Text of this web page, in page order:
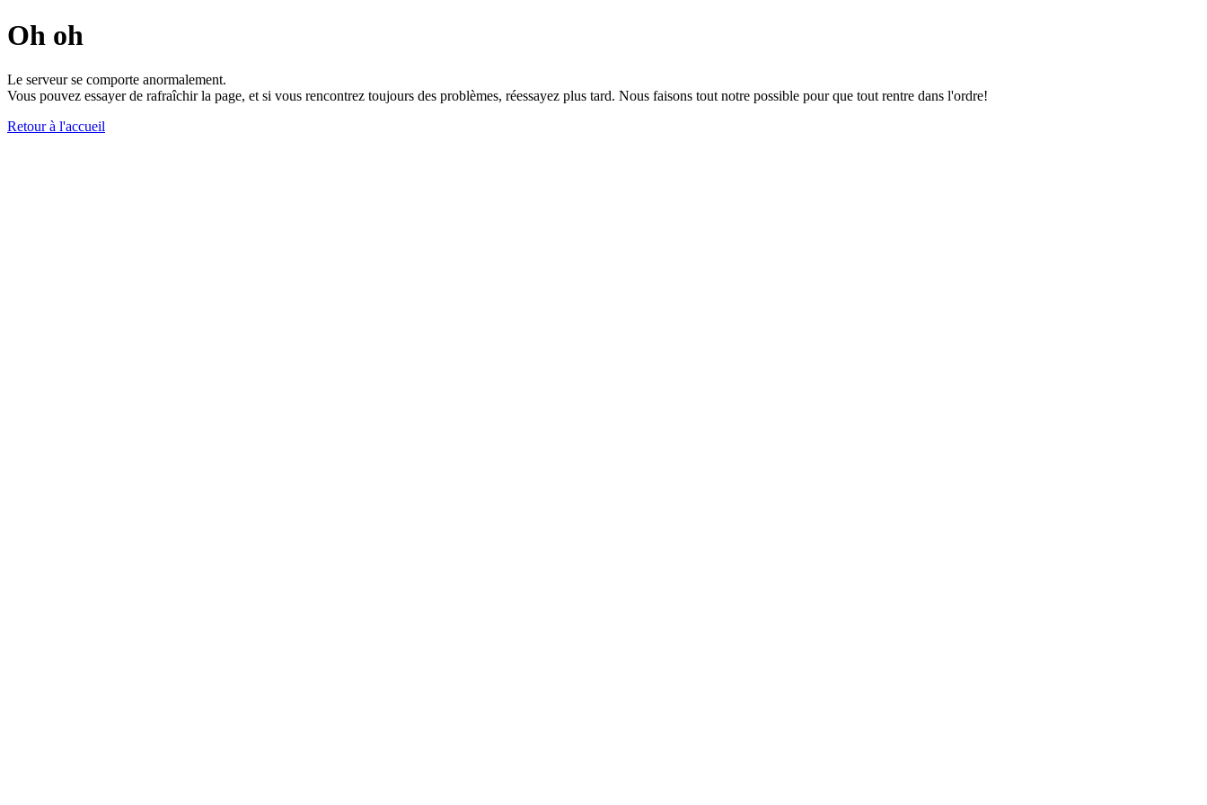
Oh oh
Le serveur se comporte anormalement.
Vous pouvez essayer de rafraîchir la page, et si vous rencontrez toujours des problèmes, réessayez plus tard. Nous faisons tout notre possible pour que tout rentre dans l'ordre!
Retour à l'accueil